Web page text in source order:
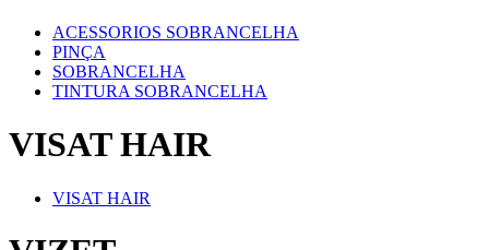
ACESSORIOS SOBRANCELHA
PINÇA
SOBRANCELHA
TINTURA SOBRANCELHA
VISAT HAIR
VISAT HAIR